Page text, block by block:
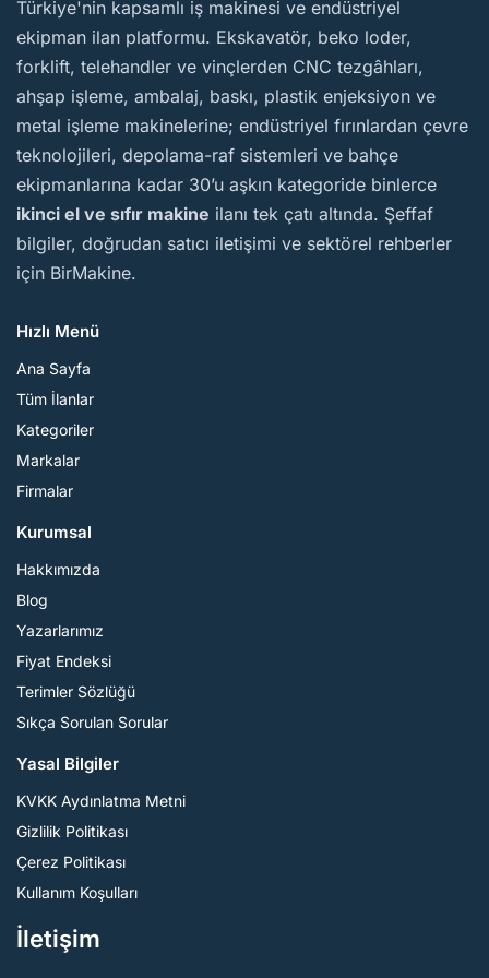
BirMakine
Türkiye'nin kapsamlı iş makinesi ve endüstriyel
ekipman ilan platformu. Ekskavatör, beko loder,
forklift, telehandler ve vinçlerden CNC tezgâhları,
ahşap işleme, ambalaj, baskı, plastik enjeksiyon ve
metal işleme makinelerine; endüstriyel fırınlardan çevre
teknolojileri, depolama-raf sistemleri ve bahçe
ekipmanlarına kadar 30’u aşkın kategoride binlerce
ikinci el ve sıfır makine ilanı tek çatı altında. Şeffaf
bilgiler, doğrudan satıcı iletişimi ve sektörel rehberler
için BirMakine.
Hızlı Menü
Ana Sayfa
Tüm İlanlar
Kategoriler
Markalar
Firmalar
Kurumsal
Hakkımızda
Blog
Yazarlarımız
Fiyat Endeksi
Terimler Sözlüğü
Sıkça Sorulan Sorular
Yasal Bilgiler
KVKK Aydınlatma Metni
Gizlilik Politikası
Çerez Politikası
Kullanım Koşulları
İletişim